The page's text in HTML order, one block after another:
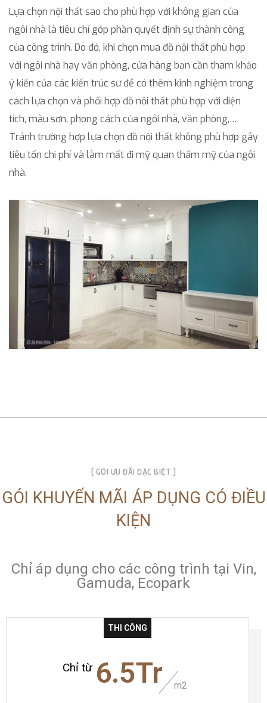
Lựa chọn nội thất sao cho phù hợp với không gian của
ngôi nhà là tiêu chí góp phần quyết định sự thành công
của công trình. Do đó, khi chọn mua đồ nội thất phù hợp
với ngôi nhà hay văn phòng, cửa hàng bạn cần tham khảo
ý kiến của các kiến trúc sư để có thêm kinh nghiệm trong
cách lựa chọn và phối hợp đồ nội thất phù hợp với diện
tích, màu sơn, phong cách của ngôi nhà, văn phòng,…
Tránh trường hợp lựa chọn đồ nội thất không phù hợp gây
tiêu tốn chi phí và làm mất đi mỹ quan thẩm mỹ của ngôi
nhà.
[ GÓI ƯU ĐÃI ĐẶC BIỆT ]
GÓI KHUYẾN MÃI ÁP DỤNG CÓ ĐIỀU
KIỆN
Chỉ áp dụng cho các công trình tại Vin,
Gamuda, Ecopark
THI CÔNG
Chỉ từ 6.5Tr m2